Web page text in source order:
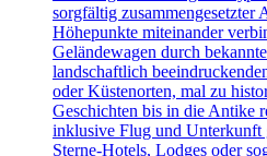
sorgfältig zusammengesetzter
Höhepunkte miteinander
Geländewagen durch
landschaftlich
oder Küstenorten, mal zu
Geschichten bis in die Antike
inklusive Flug und Unterkunft
Sterne-Hotels, Lodges oder